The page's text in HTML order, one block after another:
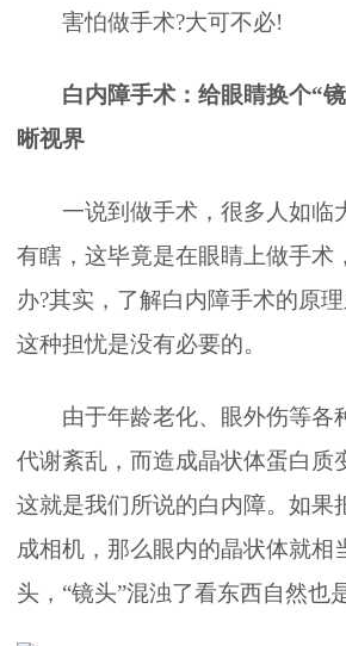
害怕做手术?大可不必!
白内障手术：给眼睛换个“镜
晰视界
一说到做手术，很多人如临
有瞎，这毕竟是在眼睛上做手术
办?其实，了解白内障手术的原
这种担忧是没有必要的。
由于年龄老化、眼外伤等各
代谢紊乱，而造成晶状体蛋白质
这就是我们所说的白内障。如果
成相机，那么眼内的晶状体就相
头，“镜头”混浊了看东西自然也